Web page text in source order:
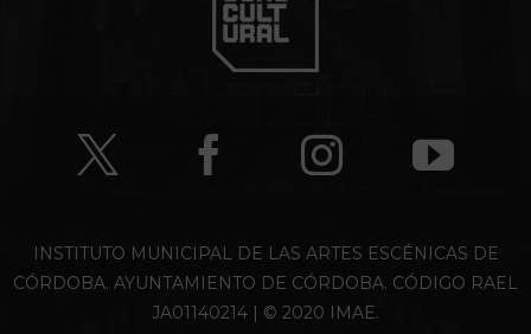
INSTITUTO MUNICIPAL DE LAS ARTES ESCÉNICAS DE
CÓRDOBA. AYUNTAMIENTO DE CÓRDOBA. CÓDIGO RAEL
JA01140214 | © 2020 IMAE.